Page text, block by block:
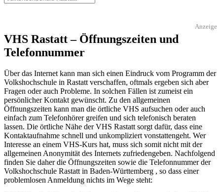
Anzeige
VHS Rastatt – Öffnungszeiten und
Telefonnummer
Über das Internet kann man sich einen Eindruck vom Programm der
Volkshochschule in Rastatt verschaffen, oftmals ergeben sich aber
Fragen oder auch Probleme. In solchen Fällen ist zumeist ein
persönlicher Kontakt gewünscht. Zu den allgemeinen
Öffnungszeiten kann man die örtliche VHS aufsuchen oder auch
einfach zum Telefonhörer greifen und sich telefonisch beraten
lassen. Die örtliche Nähe der VHS Rastatt sorgt dafür, dass eine
Kontaktaufnahme schnell und unkompliziert vonstattengeht. Wer
Interesse an einem VHS-Kurs hat, muss sich somit nicht mit der
allgemeinen Anonymität des Internets zufriedengeben. Nachfolgend
finden Sie daher die Öffnungszeiten sowie die Telefonnummer der
Volkshochschule Rastatt in Baden-Württemberg , so dass einer
problemlosen Anmeldung nichts im Wege steht: